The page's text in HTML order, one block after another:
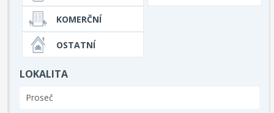
KOMERČNÍ
OSTATNÍ
LOKALITA